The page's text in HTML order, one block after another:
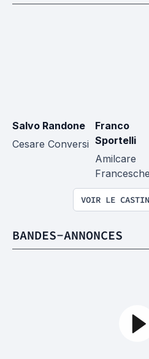
Salvo Randone
Cesare Conversi
Franco
Sportelli
Amilcare
VOIR LE
BANDES-ANNONCES